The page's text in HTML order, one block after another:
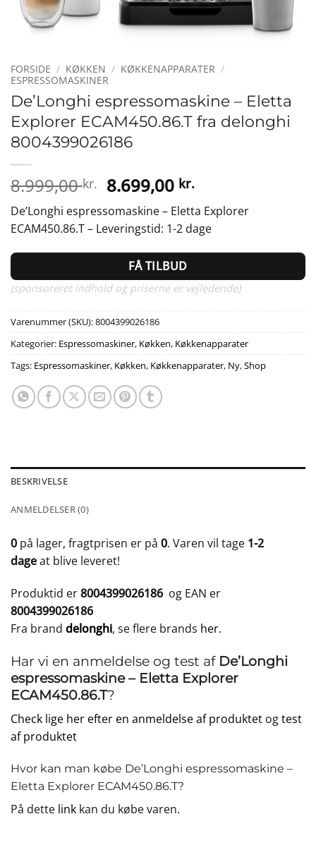
FORSIDE / KØKKEN / KØKKENAPPARATER /
ESPRESSOMASKINER
De’Longhi espressomaskine – Eletta
Explorer ECAM450.86.T fra delonghi
8004399026186
8.999,00kr. Den
oprindelige
pris
var:
8.999,00 kr..
8.699,00 kr.Den
aktuelle
pris
er:
8.699,00 kr..
De’Longhi espressomaskine – Eletta Explorer
ECAM450.86.T – Leveringstid: 1-2 dage
FÅ TILBUD
(sponsoreret indhold og priserne er vejledende)
Varenummer (SKU):8004399026186
Kategorier: Espressomaskiner, Køkken, Køkkenapparater
Tags: Espressomaskiner, Køkken, Køkkenapparater, Ny,Shop
BESKRIVELSE
ANMELDELSER (0)
0 på lager, fragtprisen er på 0. Varen vil tage 1-2
dageat blive leveret!
Produktid er8004399026186 og EAN er
8004399026186
Fra brand delonghi, se flere brands her.
Har vi en anmeldelse og test af De’Longhi
espressomaskine – Eletta Explorer
ECAM450.86.T?
Check lige her efter en anmeldelse af produktet ogtest
af produktet
Hvor kan man købe De’Longhi espressomaskine –
Eletta Explorer ECAM450.86.T?
På dette link kan du købe varen.